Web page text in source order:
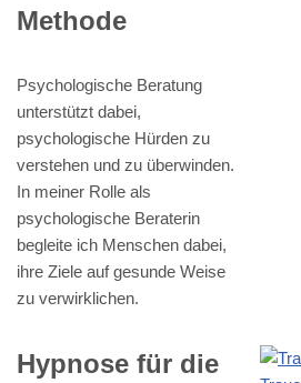
Methode
Psychologische Beratung
unterstützt dabei,
psychologische Hürden zu
verstehen und zu überwinden.
In meiner Rolle als
psychologische Beraterin
begleite ich Menschen dabei,
ihre Ziele auf gesunde Weise
zu verwirklichen.
Hypnose für die